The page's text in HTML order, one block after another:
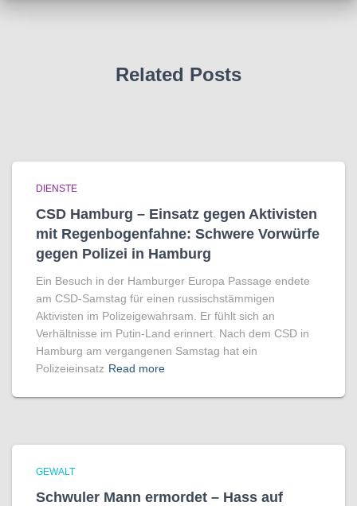
Related Posts
DIENSTE
CSD Hamburg – Einsatz gegen Aktivisten
mit Regenbogen­fahne: Schwere Vorwürfe
gegen Polizei in Hamburg
Ein Besuch in der Hamburger Europa Passage endete
am CSD-Samstag für einen russischstämmigen
Aktivisten im Polizeigewahrsam. Er fühlt sich an
Verhältnisse im Putin-Land erinnert. Nach dem CSD in
Hamburg am vergangenen Samstag hat ein
Polizeieinsatz Read more
GEWALT
Schwuler Mann ermordet – Hass auf